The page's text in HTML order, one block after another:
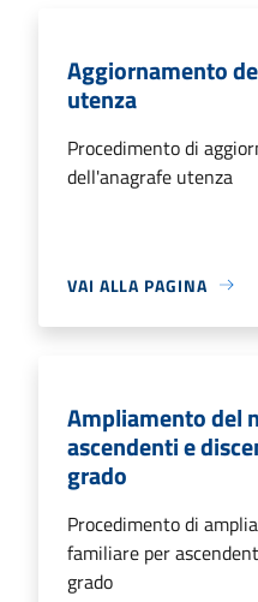
Aggiornamento
utenza
Procedimento di
dell'anagrafe utenza
VAI ALLA PAGINA
Ampliamento del
ascendenti e
grado
Procedimento di
familiare per
grado